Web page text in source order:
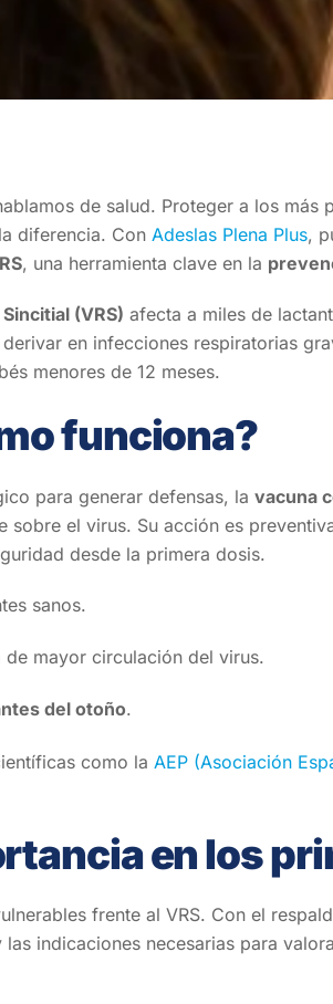
de salud. Proteger a los más
diferencia. Con Adeslas Plena Plus,
, una herramienta clave en la
(VRS) afecta a miles de
en infecciones respiratorias
menores de 12 meses.
funciona?
para generar defensas, la vacuna
el virus. Su acción es
desde la primera dosis.
sanos.
mayor circulación del virus.
del otoño.
como la AEP (Asociación
en los
frente al VRS. Con el
indicaciones necesarias para